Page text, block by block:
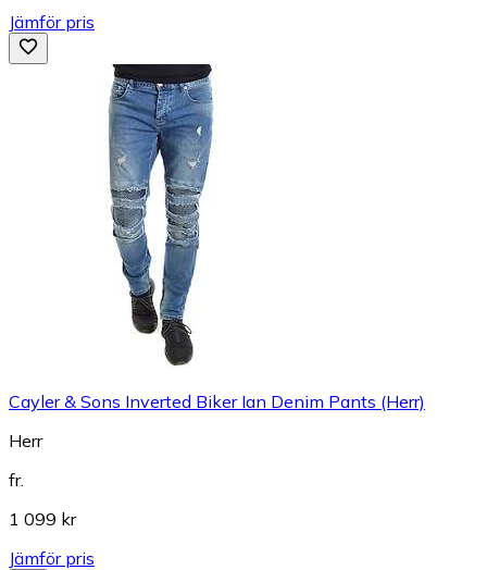
Jämför pris
Cayler & Sons Inverted Biker Ian Denim Pants (Herr)
Herr
fr.
1 099 kr
Jämför pris